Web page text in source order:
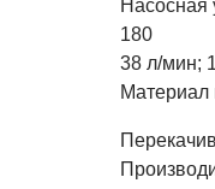
Насосная
180
38 л/мин;
Материал